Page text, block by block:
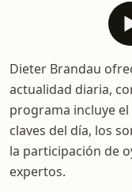
Dieter Brandau
actualidad diaria,
programa incluye
claves del día, los
la participación de
expertos.